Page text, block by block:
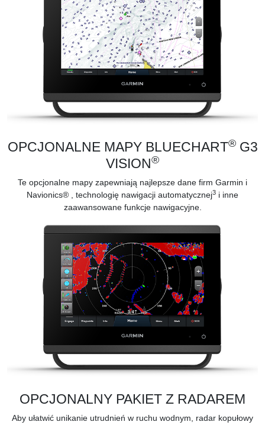
OPCJONALNE MAPY BLUECHART® G3
VISION®
Te opcjonalne mapy zapewniają najlepsze dane firm Garmin i
Navionics® , technologię nawigacji automatycznej3 i inne
zaawansowane funkcje nawigacyjne.
OPCJONALNY PAKIET Z RADAREM
Aby ułatwić unikanie utrudnień w ruchu wodnym, radar kopułowy